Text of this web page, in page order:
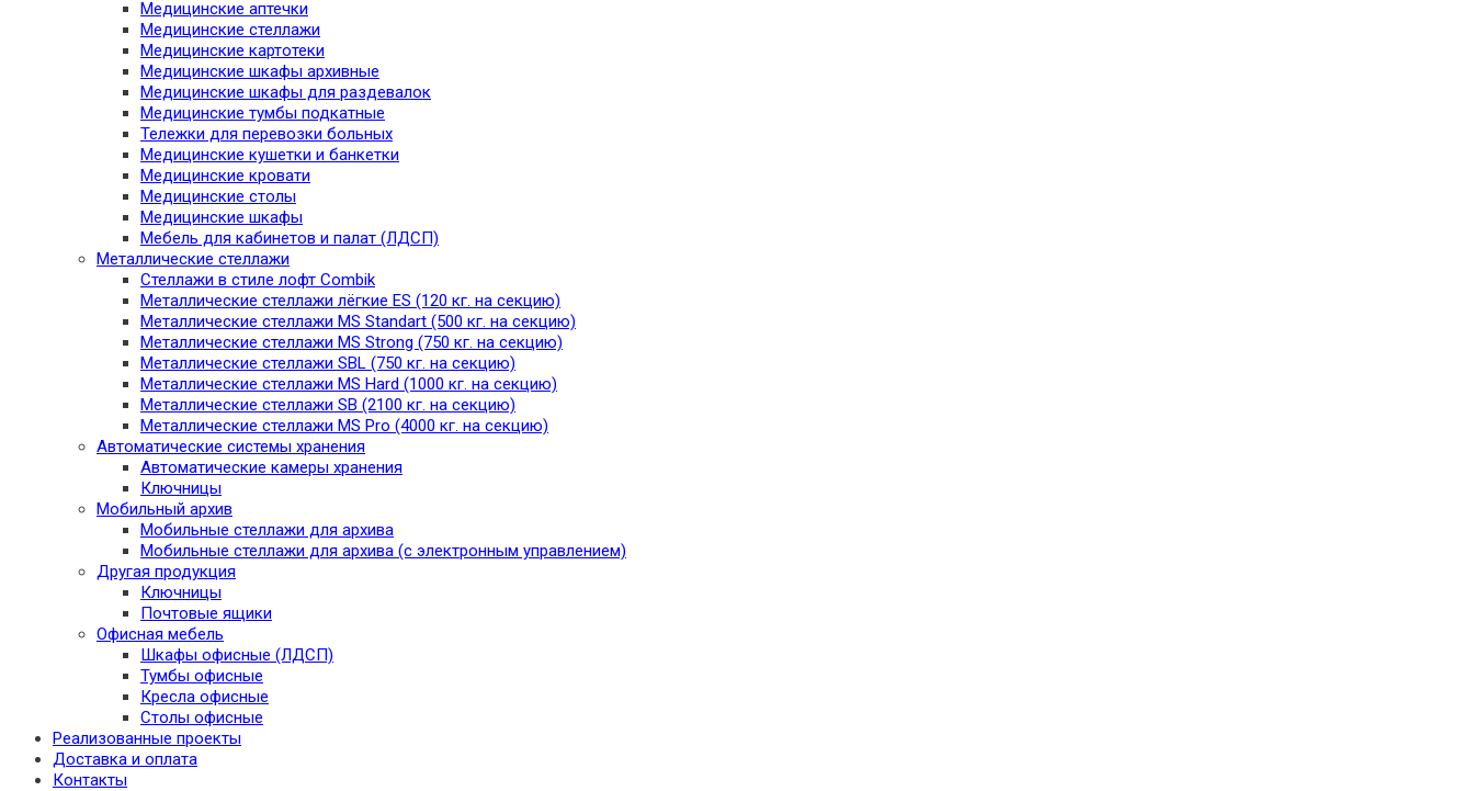
Медицинские аптечки
Медицинские стеллажи
Медицинские картотеки
Медицинские шкафы архивные
Медицинские шкафы для раздевалок
Медицинские тумбы подкатные
Тележки для перевозки больных
Медицинские кушетки и банкетки
Медицинские кровати
Медицинские столы
Медицинские шкафы
Мебель для кабинетов и палат (ЛДСП)
Металлические стеллажи
Стеллажи в стиле лофт Combik
Металлические стеллажи лёгкие ES (120 кг. на секцию)
Металлические стеллажи MS Standart (500 кг. на секцию)
Металлические стеллажи MS Strong (750 кг. на секцию)
Металлические стеллажи SBL (750 кг. на секцию)
Металлические стеллажи MS Hard (1000 кг. на секцию)
Металлические стеллажи SB (2100 кг. на секцию)
Металлические стеллажи MS Pro (4000 кг. на секцию)
Автоматические системы хранения
Автоматические камеры хранения
Ключницы
Мобильный архив
Мобильные стеллажи для архива
Мобильные стеллажи для архива (с электронным управлением)
Другая продукция
Ключницы
Почтовые ящики
Офисная мебель
Шкафы офисные (ЛДСП)
Тумбы офисные
Кресла офисные
Столы офисные
Реализованные проекты
Доставка и оплата
Контакты